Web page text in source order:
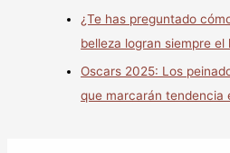
¿Te has preguntado
belleza logran siempre
Oscars 2025: Los
que marcarán tendencia